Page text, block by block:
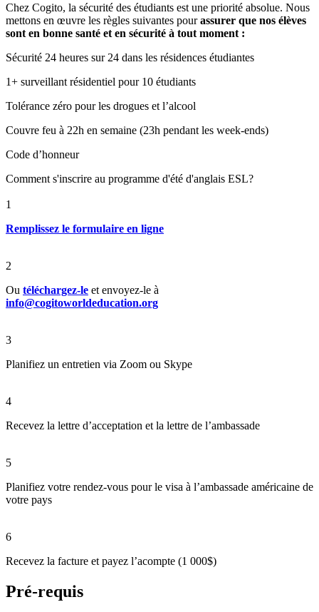
Chez Cogito, la sécurité des étudiants est une priorité absolue. Nous
mettons en œuvre les règles suivantes pourassurer que nos élèves
sont en bonne santé et en sécurité à tout moment :
Sécurité 24 heures sur 24 dans les résidences étudiantes
1+ surveillant résidentiel pour 10 étudiants
Tolérance zéro pour les drogues et l’alcool
Couvre feu à 22h en semaine (23h pendant les week-ends)
Code d’honneur
Comment s'inscrire au programme d'été d'anglais ESL?
1
Remplissez le formulaire en ligne
2
Ou téléchargez-le et envoyez-le à
info@cogitoworldeducation.org
3
Planifiez un entretien via Zoom ou Skype
4
Recevez la lettre d’acceptation et la lettre de l’ambassade
5
Planifiez votre rendez-vous pour le visa à l’ambassade américaine de
votre pays
6
Recevez la facture et payez l’acompte (1 000$)
Pré-requis